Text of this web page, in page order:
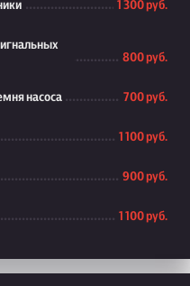
1 300 руб.
800 руб.
насоса 700 руб.
1 100 руб.
900 руб.
1 100 руб.